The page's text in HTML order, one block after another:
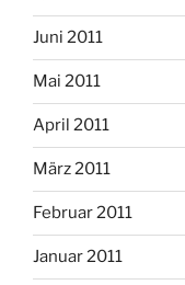
Juni 2011
Mai 2011
April 2011
März 2011
Februar 2011
Januar 2011